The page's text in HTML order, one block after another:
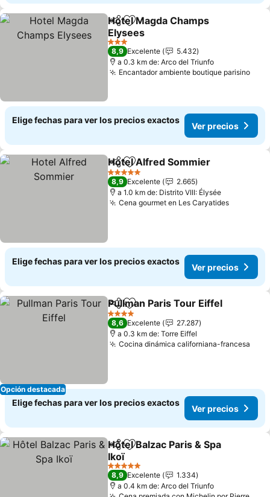
CompartirAgregar a favoritos
Hotel Magda Champs
Elysees
Ver precios
3 Estrellas
8,9 Excelente
5.432
a 0.3 km de: Arco del Triunfo
Encantador ambiente boutique parisinoVer
Elige fechas para ver los precios exactos
Ver precios
CompartirAgregar a favoritos
Hotel Alfred Sommier
5 Estrellas
8,9 Excelente
2.665
a 1.0 km de: Distrito VIII: Élysée
Cena gourmet en Les CaryatidesVer
Elige fechas para ver los precios exactos
Ver precios
Opción destacada
CompartirAgregar a favoritos
Pullman Paris Tour Eiffel
4 Estrellas
8,6 Excelente
27.287
a 0.3 km de: Torre Eiffel
Cocina dinámica californiana-francesa
Elige fechas para ver los precios exactos
Ver precios
CompartirAgregar a favoritos
Hôtel Balzac Paris & Spa
Ikoï
Ver precios
5 Estrellas
8,9 Excelente
1.334
a 0.4 km de: Arco del Triunfo